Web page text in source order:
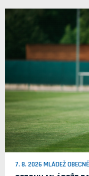
7. 8. 2026 MLÁDEŽ OBECNĚ